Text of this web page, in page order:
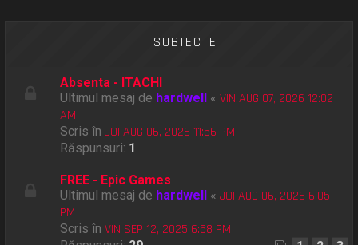
SUBIECTE
Absenta - ITACHI
Ultimul mesaj de hardwell «VIN AUG 07, 2026 12:02
AM
Scris înJOI AUG 06, 2026 11:56 PM
Răspunsuri: 1
FREE - Epic Games
Ultimul mesaj de hardwell «JOI AUG 06, 2026 6:05
PM
Scris înVIN SEP 12, 2025 6:58 PM